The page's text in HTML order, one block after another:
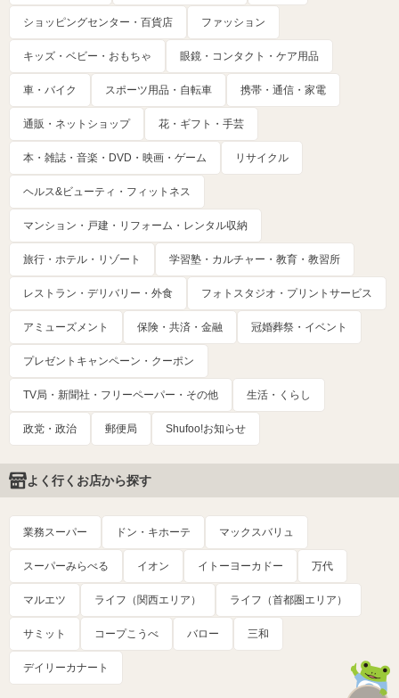
ショッピングセンター・百貨店 ファッション
キッズ・ベビー・おもちゃ 眼鏡・コンタクト・ケア用品
車・バイク スポーツ用品・自転車 携帯・通信・家電
通販・ネットショップ 花・ギフト・手芸
本・雑誌・音楽・DVD・映画・ゲーム リサイクル
ヘルス&ビューティ・フィットネス
マンション・戸建・リフォーム・レンタル収納
旅行・ホテル・リゾート 学習塾・カルチャー・教育・教習所
レストラン・デリバリー・外食 フォトスタジオ・プリントサービス
アミューズメント 保険・共済・金融 冠婚葬祭・イベント
プレゼントキャンペーン・クーポン
TV局・新聞社・フリーペーパー・その他 生活・くらし
政党・政治 郵便局 Shufoo!お知らせ
よく行くお店から探す
業務スーパー ドン・キホーテ マックスバリュ
スーパーみらべる イオン イトーヨーカドー 万代
マルエツ ライフ（関西エリア） ライフ（首都圏エリア）
サミット コープこうべ バロー 三和
デイリーカナート